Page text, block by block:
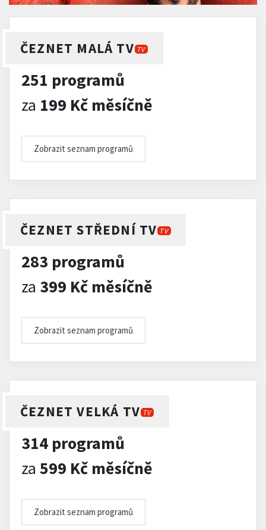
ČEZNET MALÁ TV TV
251 programů
za 199 Kč měsíčně
Zobrazit seznam programů
ČEZNET STŘEDNÍ TV TV
283 programů
za 399 Kč měsíčně
Zobrazit seznam programů
ČEZNET VELKÁ TV TV
314 programů
za 599 Kč měsíčně
Zobrazit seznam programů